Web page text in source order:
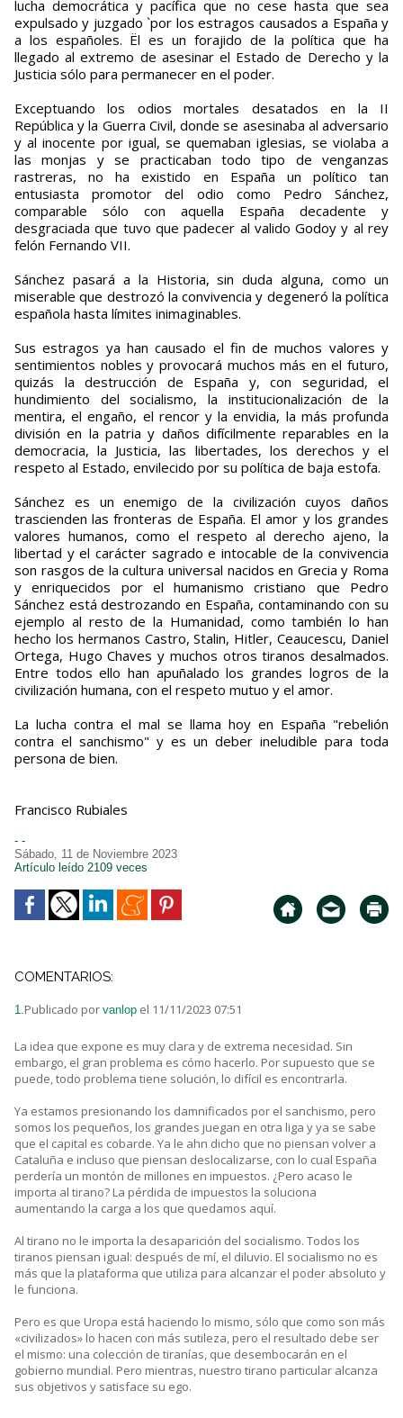
lucha democrática y pacífica que no cese hasta que sea
expulsado y juzgado `por los estragos causados a España y
a los españoles. Ël es un forajido de la política que ha
llegado al extremo de asesinar el Estado de Derecho y la
Justicia sólo para permanecer en el poder.
Exceptuando los odios mortales desatados en la II
República y la Guerra Civil, donde se asesinaba al adversario
y al inocente por igual, se quemaban iglesias, se violaba a
las monjas y se practicaban todo tipo de venganzas
rastreras, no ha existido en España un político tan
entusiasta promotor del odio como Pedro Sánchez,
comparable sólo con aquella España decadente y
desgraciada que tuvo que padecer al valido Godoy y al rey
felón Fernando VII.
Sánchez pasará a la Historia, sin duda alguna, como un
miserable que destrozó la convivencia y degeneró la política
española hasta límites inimaginables.
Sus estragos ya han causado el fin de muchos valores y
sentimientos nobles y provocará muchos más en el futuro,
quizás la destrucción de España y, con seguridad, el
hundimiento del socialismo, la institucionalización de la
mentira, el engaño, el rencor y la envidia, la más profunda
división en la patria y daños difícilmente reparables en la
democracia, la Justicia, las libertades, los derechos y el
respeto al Estado, envilecido por su política de baja estofa.
Sánchez es un enemigo de la civilización cuyos daños
trascienden las fronteras de España. El amor y los grandes
valores humanos, como el respeto al derecho ajeno, la
libertad y el carácter sagrado e intocable de la convivencia
son rasgos de la cultura universal nacidos en Grecia y Roma
y enriquecidos por el humanismo cristiano que Pedro
Sánchez está destrozando en España, contaminando con su
ejemplo al resto de la Humanidad, como también lo han
hecho los hermanos Castro, Stalin, Hitler, Ceaucescu, Daniel
Ortega, Hugo Chaves y muchos otros tiranos desalmados.
Entre todos ello han apuñalado los grandes logros de la
civilización humana, con el respeto mutuo y el amor.
La lucha contra el mal se llama hoy en España "rebelión
contra el sanchismo" y es un deber ineludible para toda
persona de bien.
Francisco Rubiales
- -
Sábado, 11 de Noviembre 2023
Artículo leído 2109 veces
COMENTARIOS:
1.Publicado por vanlop el 11/11/2023 07:51
La idea que expone es muy clara y de extrema necesidad. Sin
embargo, el gran problema es cómo hacerlo. Por supuesto que se
puede, todo problema tiene solución, lo difícil es encontrarla.
Ya estamos presionando los damnificados por el sanchismo, pero
somos los pequeños, los grandes juegan en otra liga y ya se sabe
que el capital es cobarde. Ya le ahn dicho que no piensan volver a
Cataluña e incluso que piensan deslocalizarse, con lo cual España
perdería un montón de millones en impuestos. ¿Pero acaso le
importa al tirano? La pérdida de impuestos la soluciona
aumentando la carga a los que quedamos aquí.
Al tirano no le importa la desaparición del socialismo. Todos los
tiranos piensan igual: después de mí, el diluvio. El socialismo no es
más que la plataforma que utiliza para alcanzar el poder absoluto y
le funciona.
Pero es que Uropa está haciendo lo mismo, sólo que como son más
«civilizados» lo hacen con más sutileza, pero el resultado debe ser
el mismo: una colección de tiranías, que desembocarán en el
gobierno mundial. Pero mientras, nuestro tirano particular alcanza
sus objetivos y satisface su ego.